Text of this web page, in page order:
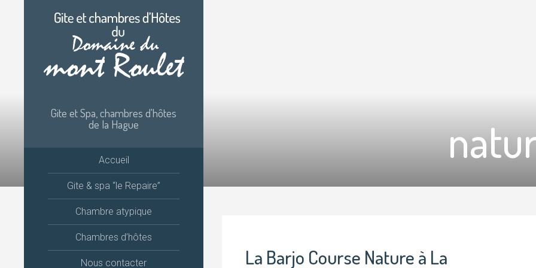
Gite et Spa, chambres d'hôtes
de la Hague
Accueil
Gite & spa “le Repaire”
Chambre atypique
Chambres d’hôtes
Nous contacter La Barjo Course Nature à La